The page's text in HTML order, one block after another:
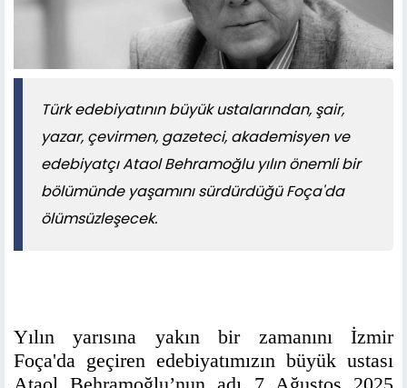
Türk edebiyatının büyük ustalarından, şair,
yazar, çevirmen, gazeteci, akademisyen ve
edebiyatçı Ataol Behramoğlu yılın önemli bir
bölümünde yaşamını sürdürdüğü Foça'da
ölümsüzleşecek.
Yılın yarısına yakın bir zamanını İzmir
Foça'da geçiren edebiyatımızın büyük ustası